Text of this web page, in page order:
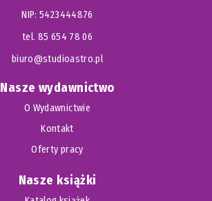
NIP: 5423444876
tel. 85 654 78 06
biuro@studioastro.pl
Nasze wydawnictwo
O Wydawnictwie
Kontakt
Oferty pracy
Nasze książki